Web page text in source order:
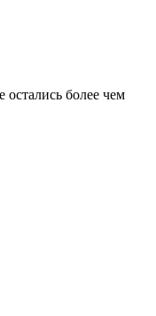
более чем